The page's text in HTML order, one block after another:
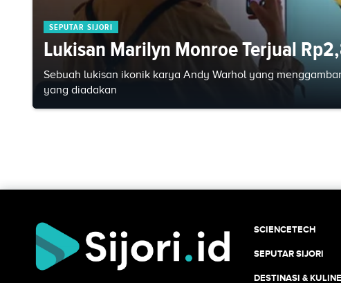
SEPUTAR SIJORI
Lukisan Marilyn Monroe Terjual
Sebuah lukisan ikonik karya Andy Warhol yang
yang diadakan
SCIENCETECH
SEPUTAR SIJORI
DESTINASI &